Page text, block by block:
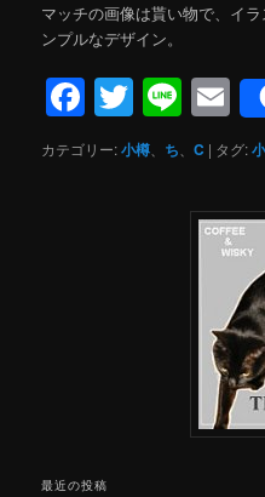
マッチの画像は貰い物で、イ
ンプルなデザイン。
Facebook
Twitter
Line
カテゴリー:小樽 ち 、C | タグ:
最近の投稿